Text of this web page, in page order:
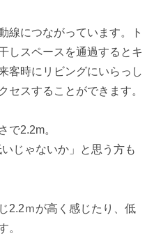
線につながっています。ト
しスペースを通過するとキ
客時にリビングにいらっし
セスすることができます。
で2.2m。
じゃないか」と思う方も
2.2ｍが高く感じたり、低
。